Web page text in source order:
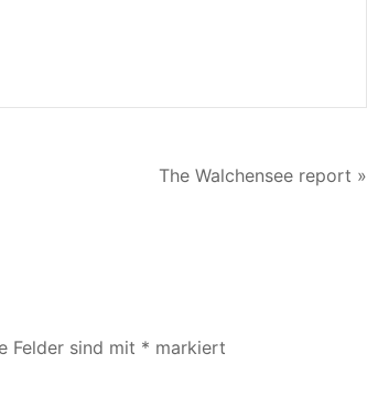
The Walchensee report »
Felder sind mit * markiert